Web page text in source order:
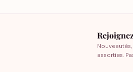
assorties.